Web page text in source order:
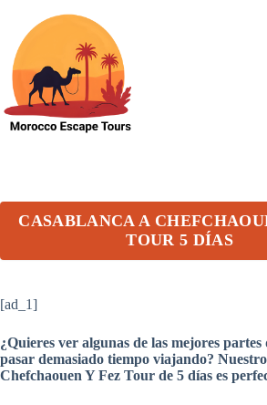
content
CASABLANCA A
TOUR 5 DÍAS
[ad_1]
¿Quieres ver algunas de las mejores
pasar demasiado tiempo viajando?
Chefchaouen Y Fez Tour de 5 días es